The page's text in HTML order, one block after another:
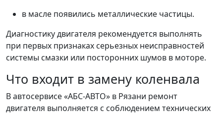
в масле появились металлические частицы.
Диагностику двигателя рекомендуется выполнять
при первых признаках серьезных неисправностей
системы смазки или посторонних шумов в моторе.
Что входит в замену коленвала
В автосервисе «АБС-АВТО» в Рязани ремонт
двигателя выполняется с соблюдением технических